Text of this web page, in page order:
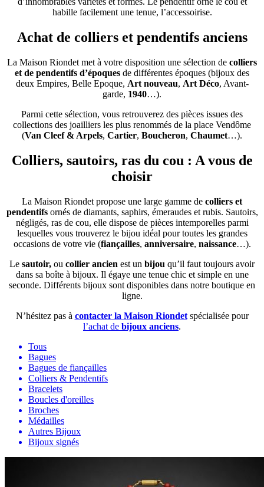
habille facilement une tenue, l’accessoirise.
Achat de colliers et pendentifs anciens
La Maison Riondet met à votre disposition une sélection de colliers
et de pendentifs d’époques de différentes époques (bijoux des
deux Empires, Belle Epoque, Art nouveau, Art Déco, Avant-
garde, 1940…).
Parmi cette sélection, vous retrouverez des pièces issues des
collections des joailliers les plus renommés de la place Vendôme
(Van Cleef & Arpels, Cartier, Boucheron, Chaumet…).
Colliers, sautoirs, ras du cou : A vous de
choisir
La Maison Riondet propose une large gamme de colliers et
pendentifsornés de diamants, saphirs, émeraudes et rubis. Sautoirs,
négligés, ras de cou, elle dispose de pièces intemporelles parmi
lesquelles vous trouverez le bijou idéal pour toutes les grandes
occasions de votre vie (fiançailles, anniversaire, naissance…).
Le sautoir, ou collier ancien est un bijou qu’il faut toujours avoir
dans sa boîte à bijoux. Il égaye une tenue chic et simple en une
seconde. Différents bijoux sont disponibles dans notre boutique en
ligne.
N’hésitez pas à contacter la Maison Riondetspécialisée pour
l’achat de bijoux anciens.
Tous
Bagues
Bagues de fiançailles
Colliers & Pendentifs
Bracelets
Boucles d'oreilles
Broches
Médailles
Autres Bijoux
Bijoux signés